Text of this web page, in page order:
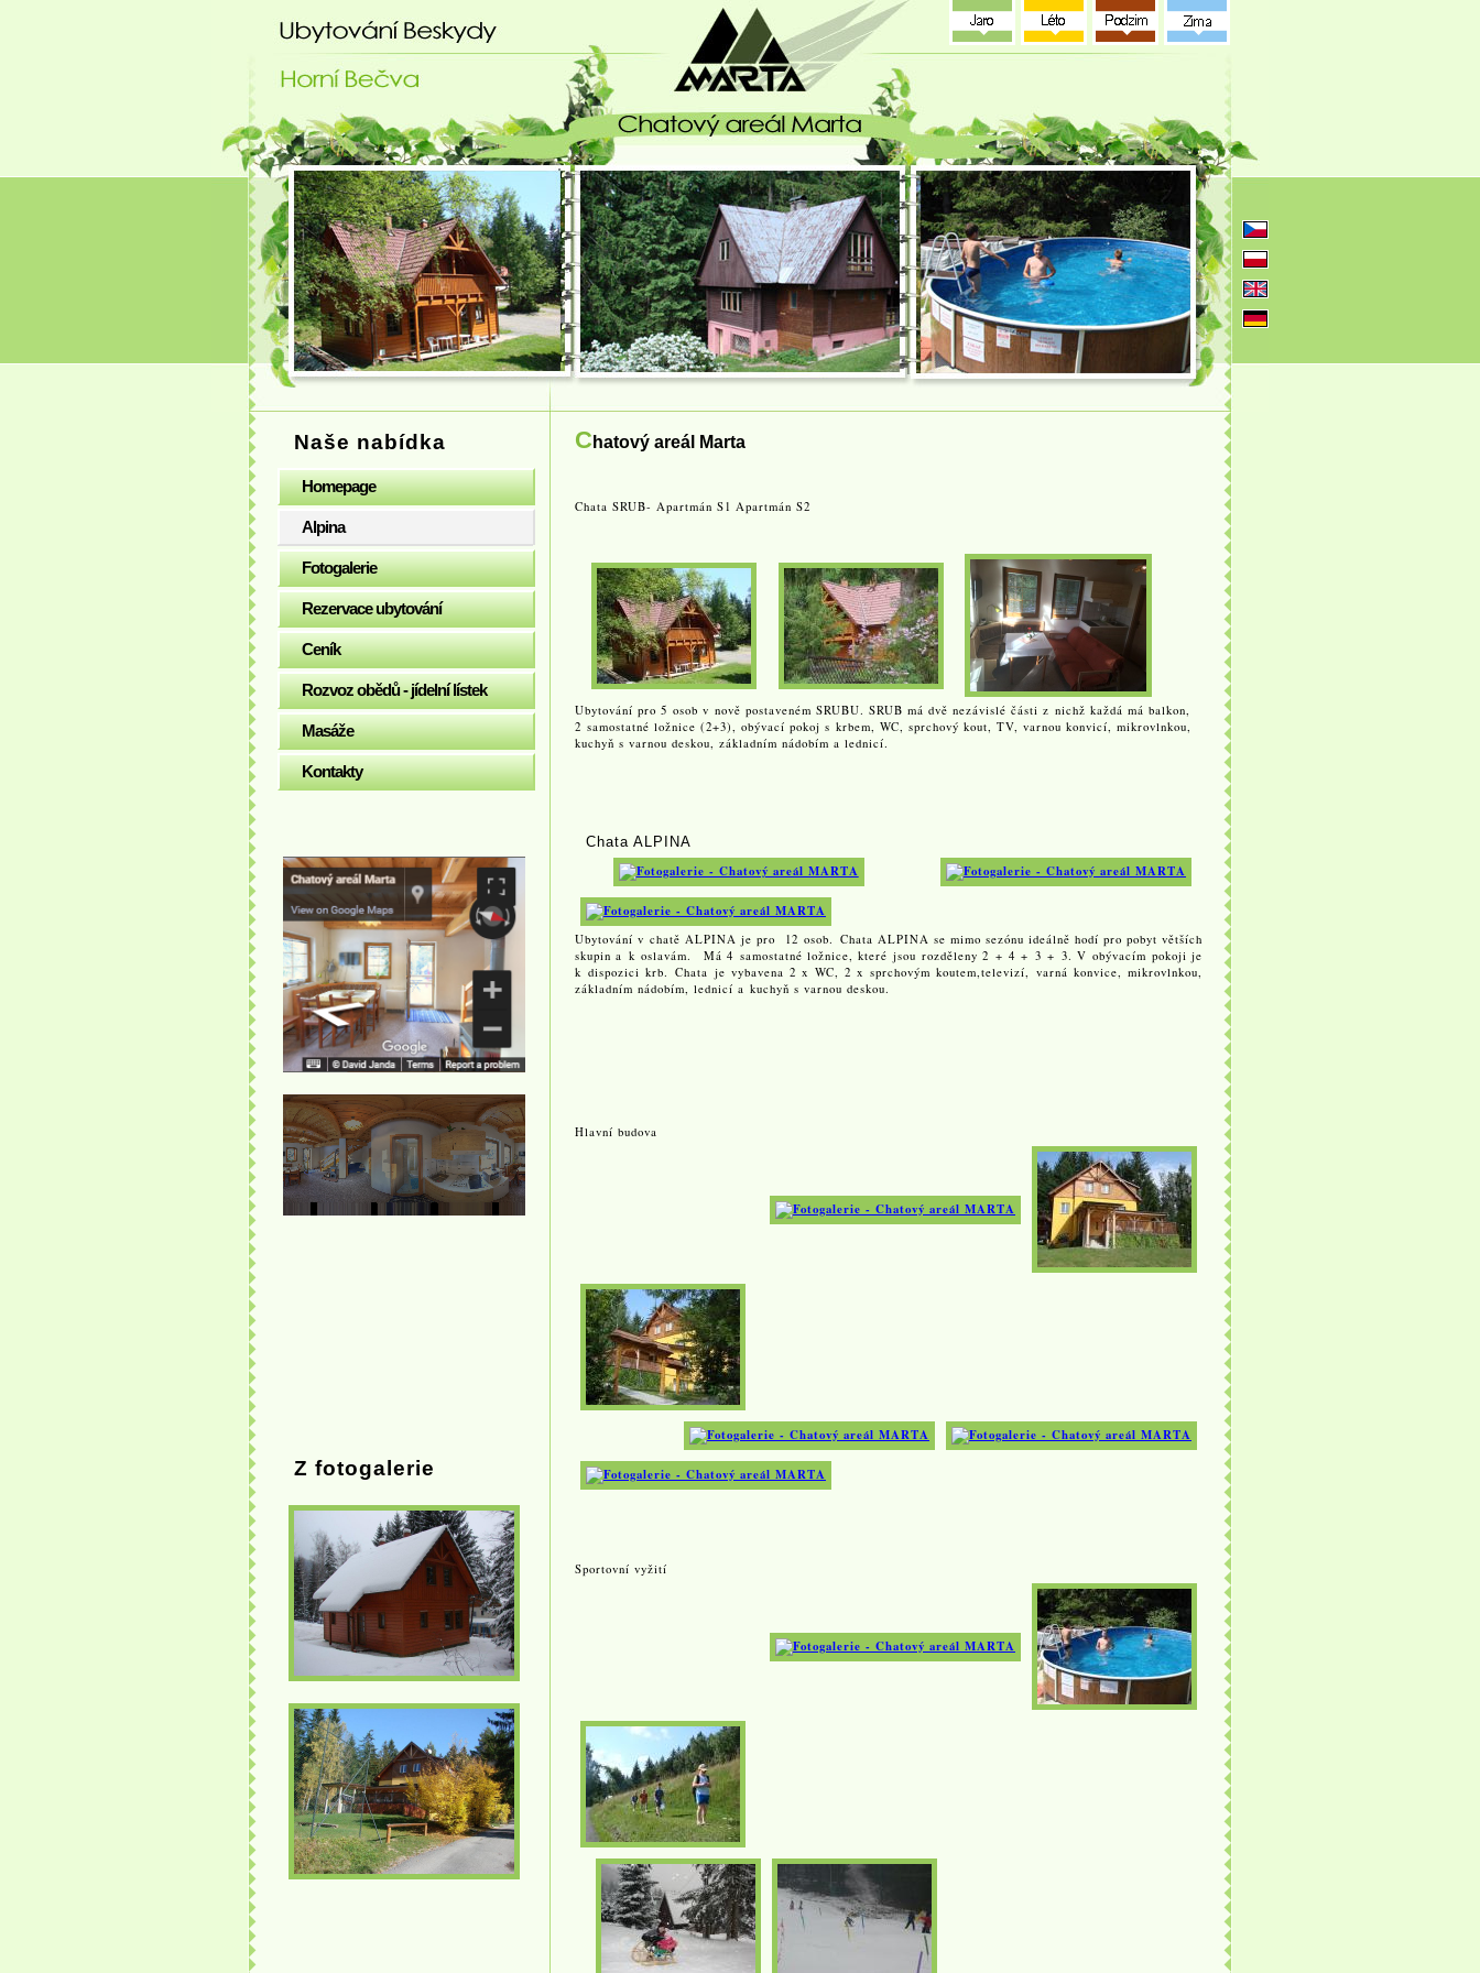
Ubytování Beskydy - chatový areál - MARTA
Naše nabídka
Homepage
Alpina
Fotogalerie
Rezervace ubytování
Ceník
Rozvoz obědů - jídelní lístek
Masáže
Kontakty
Z fotogalerie
C hatový areál Marta
Chata SRUB- Apartmán S1 Apartmán S2
Ubytování pro 5 osob v nově postaveném SRUBU. SRUB má dvě nezávislé části z nichž každá má balkon,
2 samostatné ložnice (2+3), obývací pokoj s krbem, WC, sprchový kout, TV, varnou konvicí, mikrovlnkou,
kuchyň s varnou deskou, základním nádobím a lednicí.
Chata ALPINA
Ubytování v chatě ALPINA je pro 12 osob. Chata ALPINA se mimo sezónu ideálně hodí pro pobyt větších
skupin a k oslavám. Má 4 samostatné ložnice, které jsou rozděleny 2 + 4 + 3 + 3. V obývacím pokoji je
k dispozici krb. Chata je vybavena 2 x WC, 2 x sprchovým koutem,televizí, varná konvice, mikrovlnkou,
základním nádobím, lednicí a kuchyň s varnou deskou.
Hlavní budova
Sportovní vyžití